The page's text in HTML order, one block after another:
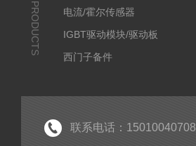
PRODUCTS
电流/霍尔传感器
IGBT驱动模块/驱动板
西门子备件
PIM集成功率模块
联系电话：15010040708